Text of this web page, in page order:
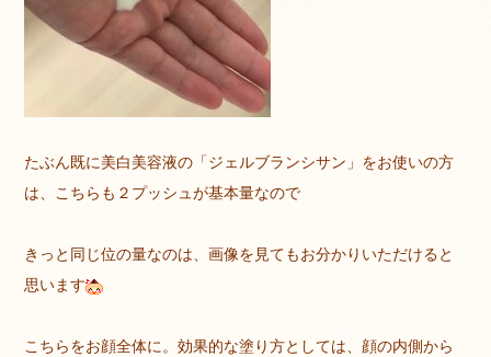
たぶん既に美白美容液の「ジェルブランシサン」をお使いの方
は、こちらも２プッシュが基本量なので
きっと同じ位の量なのは、画像を見てもお分かりいただけると
思います
こちらをお顔全体に。効果的な塗り方としては、顔の内側から